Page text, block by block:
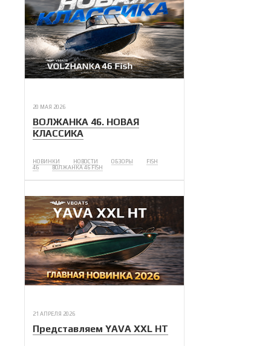
20 МАЯ 2026
ВОЛЖАНКА 46. НОВАЯ
КЛАССИКА
НОВИНКИ НОВОСТИ ОБЗОРЫ
FISH
46
ВОЛЖАНКА 46 FISH
21 АПРЕЛЯ 2026
Представляем YAVA XXL HT